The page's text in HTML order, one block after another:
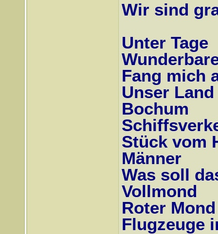
Wir sind
Unter Tage
Fang mich
Unser Land
Bochum
Stück vom
Männer
Was soll
Vollmond
Roter Mond
Flugzeuge